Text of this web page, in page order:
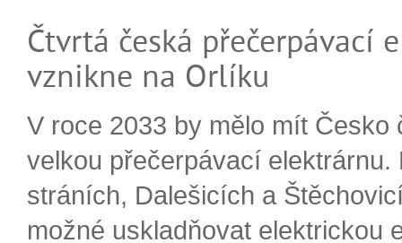
Čtvrtá česká přečerpávací
vznikne na Orlíku
V roce 2033 by mělo mít Česko
velkou přečerpávací elektrárnu.
stráních, Dalešicích a
možné uskladňovat elektrickou